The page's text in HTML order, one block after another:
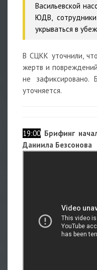
Васильевской
ЮДВ,
укрываться в
В СЦКК уточнили,
жертв и
не зафиксировано.
уточняется.
19:00 Брифинг
Даниила Безсонова